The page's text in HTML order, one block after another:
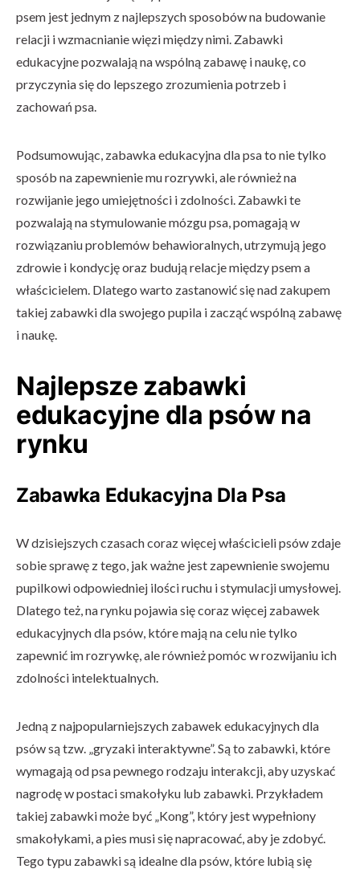
psem jest jednym z najlepszych sposobów na budowanie
relacji i wzmacnianie więzi między nimi. Zabawki
edukacyjne pozwalają na wspólną zabawę i naukę, co
przyczynia się do lepszego zrozumienia potrzeb i
zachowań psa.
Podsumowując, zabawka edukacyjna dla psa to nie tylko
sposób na zapewnienie mu rozrywki, ale również na
rozwijanie jego umiejętności i zdolności. Zabawki te
pozwalają na stymulowanie mózgu psa, pomagają w
rozwiązaniu problemów behawioralnych, utrzymują jego
zdrowie i kondycję oraz budują relacje między psem a
właścicielem. Dlatego warto zastanowić się nad zakupem
takiej zabawki dla swojego pupila i zacząć wspólną zabawę
i naukę.
Najlepsze zabawki
edukacyjne dla psów na
rynku
Zabawka Edukacyjna Dla Psa
W dzisiejszych czasach coraz więcej właścicieli psów zdaje
sobie sprawę z tego, jak ważne jest zapewnienie swojemu
pupilkowi odpowiedniej ilości ruchu i stymulacji umysłowej.
Dlatego też, na rynku pojawia się coraz więcej zabawek
edukacyjnych dla psów, które mają na celu nie tylko
zapewnić im rozrywkę, ale również pomóc w rozwijaniu ich
zdolności intelektualnych.
Jedną z najpopularniejszych zabawek edukacyjnych dla
psów są tzw. „gryzaki interaktywne”. Są to zabawki, które
wymagają od psa pewnego rodzaju interakcji, aby uzyskać
nagrodę w postaci smakołyku lub zabawki. Przykładem
takiej zabawki może być „Kong”, który jest wypełniony
smakołykami, a pies musi się napracować, aby je zdobyć.
Tego typu zabawki są idealne dla psów, które lubią się